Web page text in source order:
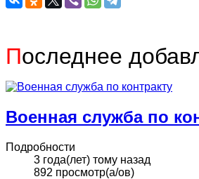
Последнее
Военная служба по
Подробности
3 года(лет) тому назад
892 просмотр(а/ов)